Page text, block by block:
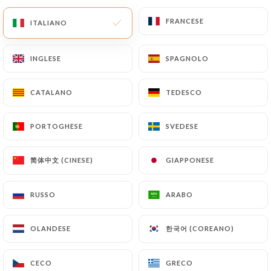
MENU
ITALIANO FRANCESE
INGLESE SPAGNOLO
CATALANO TEDESCO
PORTOGHESE SVEDESE
简体中文 (CINESE) GIAPPONESE
RUSSO ARABO
OLANDESE 한국어 (COREANO)
CECO GRECO
Contatto
Chez Gaston
ITALIANO FRANCESE
INGLESE SPAGNOLO
CATALANO TEDESCO
PORTOGHESE SVEDESE
简体中文 (CINESE) GIAPPONESE
RUSSO ARABO
OLANDESE 한국어 (COREANO)
CECO GRECO